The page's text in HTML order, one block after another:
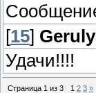
[15]
Удачи!!!!
Страница 1 из 3 1 2 3 »